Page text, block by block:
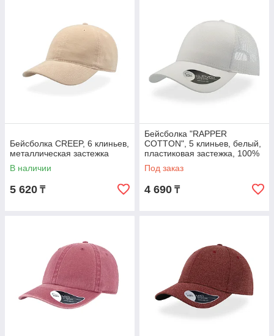
Бейсболка CREEP, 6 клиньев,
металлическая застежка
В наличии
5 620 ₸
Бейсболка "RAPPER
COTTON", 5 клиньев, белый,
пластиковая застежка, 100%
хлопок, 100% п/э, 180 гр/м2
Под заказ
4 690 ₸